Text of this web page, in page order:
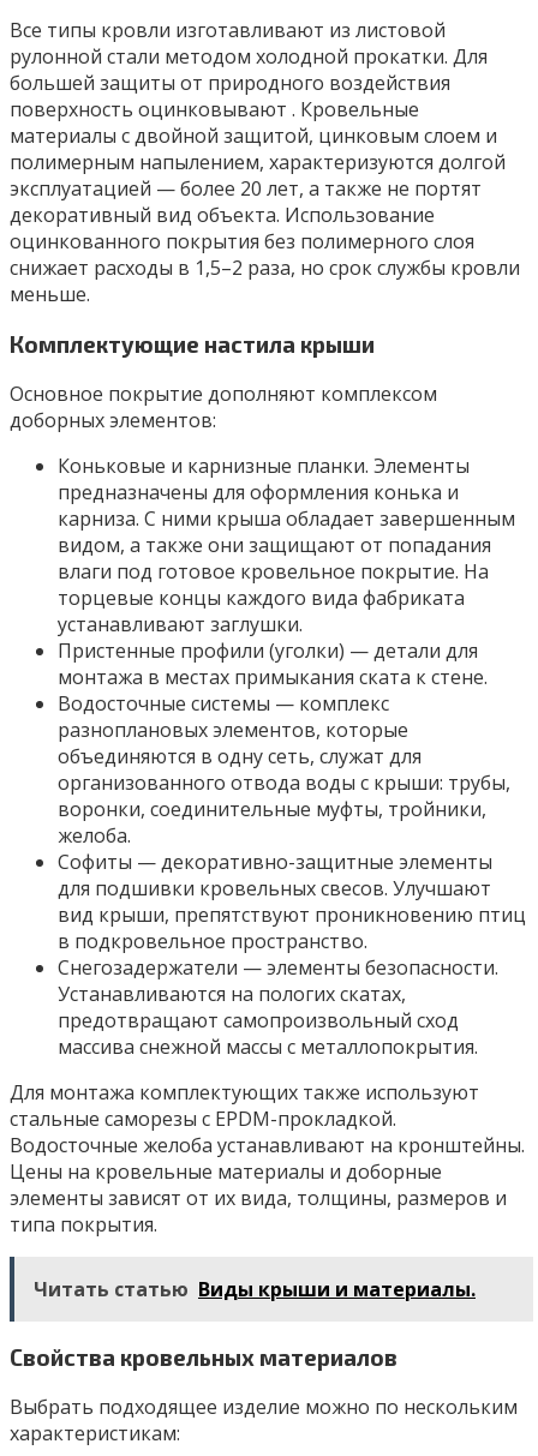
Все типы кровли изготавливают из листовой
рулонной стали методом холодной прокатки. Для
большей защиты от природного воздействия
поверхность оцинковывают . Кровельные
материалы с двойной защитой, цинковым слоем и
полимерным напылением, характеризуются долгой
эксплуатацией — более 20 лет, а также не портят
декоративный вид объекта. Использование
оцинкованного покрытия без полимерного слоя
снижает расходы в 1,5–2 раза, но срок службы кровли
меньше.
Комплектующие настила крыши
Основное покрытие дополняют комплексом
доборных элементов:
Коньковые и карнизные планки. Элементы
предназначены для оформления конька и
карниза. С ними крыша обладает завершенным
видом, а также они защищают от попадания
влаги под готовое кровельное покрытие. На
торцевые концы каждого вида фабриката
устанавливают заглушки.
Пристенные профили (уголки) — детали для
монтажа в местах примыкания ската к стене.
Водосточные системы — комплекс
разноплановых элементов, которые
объединяются в одну сеть, служат для
организованного отвода воды с крыши: трубы,
воронки, соединительные муфты, тройники,
желоба.
Софиты — декоративно-защитные элементы
для подшивки кровельных свесов. Улучшают
вид крыши, препятствуют проникновению птиц
в подкровельное пространство.
Снегозадержатели — элементы безопасности.
Устанавливаются на пологих скатах,
предотвращают самопроизвольный сход
массива снежной массы с металлопокрытия.
Для монтажа комплектующих также используют
стальные саморезы с EPDM-прокладкой.
Водосточные желоба устанавливают на кронштейны.
Цены на кровельные материалы и доборные
элементы зависят от их вида, толщины, размеров и
типа покрытия.
Читать статью Виды крыши и материалы.
Свойства кровельных материалов
Выбрать подходящее изделие можно по нескольким
характеристикам: